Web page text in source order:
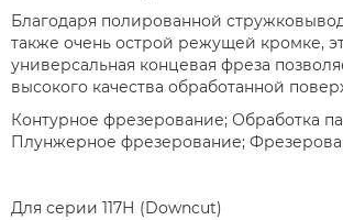
Благодаря полированной
также очень острой режущей кромке,
универсальная концевая фреза
высокого качества обработанной
Контурное фрезерование; Обработка
Плунжерное фрезерование;
Для серии 117Н (Downcut)